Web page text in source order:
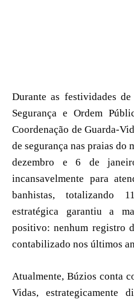
Durante as festividades
Segurança e Ordem
Coordenação de Guarda-
de segurança nas praias do
dezembro e 6 de
incansavelmente para
banhistas, totalizando
estratégica garantiu a
positivo: nenhum registro
contabilizado nos últimos
Atualmente, Búzios conta
Vidas, estrategicamente